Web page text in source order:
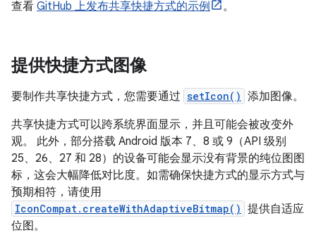
查看 GitHub 上发布共享快捷方式的示例 。
提供快捷方式图像
要制作共享快捷方式，您需要通过 setIcon() 添加图像。
共享快捷方式可以跨系统界面显示，并且可能会被改变外
观。 此外，部分搭载 Android 版本 7、8 或 9（API 级别
25、26、27 和 28）的设备可能会显示没有背景的纯位图图
标，这会大幅降低对比度。如需确保快捷方式的显示方式与
预期相符，请使用
IconCompat.createWithAdaptiveBitmap() 提供自适应
位图。